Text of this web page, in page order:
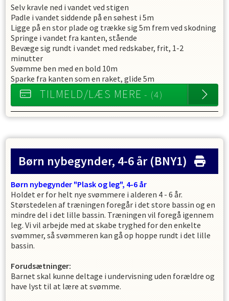
Selv kravle ned i vandet ved stigen
Padle i vandet siddende på en søhest i 5m
Ligge på en stor plade og trække sig 5m frem ved skodning
Springe i vandet fra kanten, stående
Bevæge sig rundt i vandet med redskaber, frit, 1-2
minutter
Svømme ben med en bold 10m
Sparke fra kanten som en raket, glide 5m
TILMELD/LÆS MERE - (4)
Børn nybegynder, 4-6 år (BNY1)
Børn nybegynder "Plask og leg", 4-6 år
Holdet er for helt nye svømmere i alderen 4 - 6 år.
Størstedelen af træningen foregår i det store bassin og en
mindre del i det lille bassin. Træningen vil foregå igennem
leg. Vi vil arbejde med at skabe tryghed for den enkelte
svømmer, så svømmeren kan gå op hoppe rundt i det lille
bassin.
Forudsætninger:
Barnet skal kunne deltage i undervisning uden forældre og
have lyst til at lære at svømme.